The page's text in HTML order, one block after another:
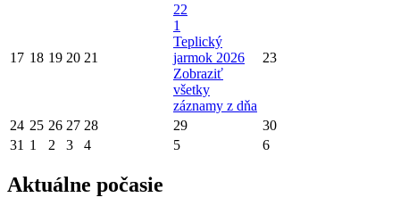
17 18 19 20 21
22
1
Teplický
jarmok 2026
Zobraziť
všetky
záznamy z dňa
23
24 25 26 27 28 29
30
31 1 2 3 4 5 6
Aktuálne počasie